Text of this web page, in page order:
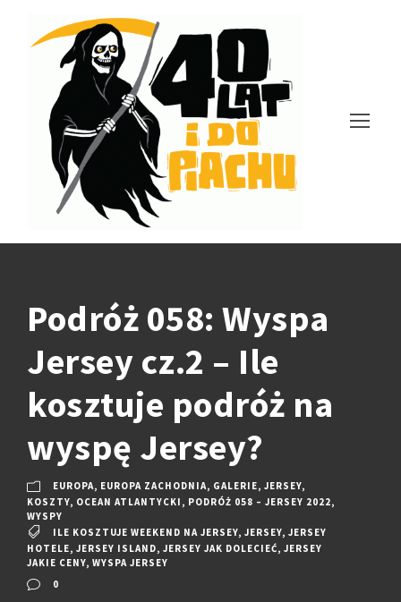
Podróż 058: Wyspa
Jersey cz.2 – Ile
kosztuje podróż na
wyspę Jersey?
EUROPA, EUROPA ZACHODNIA, GALERIE, JERSEY,
KOSZTY, OCEAN ATLANTYCKI , PODRÓŻ 058 – JERSEY 2022,
WYSPY
ILE KOSZTUJE WEEKEND NA JERSEY, JERSEY, JERSEY
HOTELE, JERSEY ISLAND, JERSEY JAK DOLECIEĆ, JERSEY
JAKIE CENY, WYSPA JERSEY
0